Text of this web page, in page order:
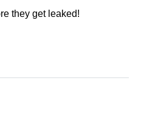
they get leaked!